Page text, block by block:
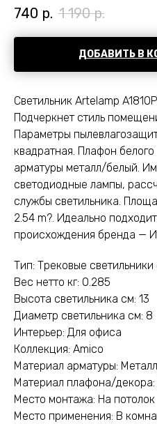
740 р. 1 190 р.
ДОБАВИТЬ В
Светильник Artelamp
Подчеркнет стиль
Параметры
квадратная. Плафон
арматуры металл/белый.
светодиодные лампы,
службы светильника.
2.54 m?. Идеально
происхождения бренда —
Тип: Трековые
Вес нетто кг: 0.285
Высота светильника см: 13
Диаметр светильника см: 8
Интерьер: Для офиса
Коллекция: Amico
Материал арматуры: Металл
Материал плафона/
Место монтажа: На потолок
Место применения: В